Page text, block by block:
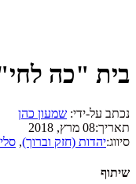
בית "כה לחי"
נכתב על-ידי: שמעון כהן
תאריך:08 מרץ, 2018
סיווג:יהדות (חזק וברוך),
שיתוף